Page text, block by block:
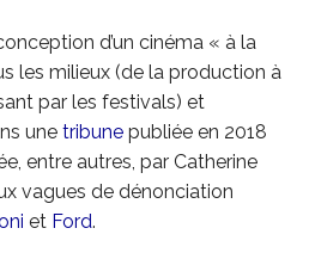
d’un cinéma « à la
les milieux (de la production à
par les festivals) et
une tribune publiée en 2018
entre autres, par Catherine
vagues de dénonciation
et Ford.